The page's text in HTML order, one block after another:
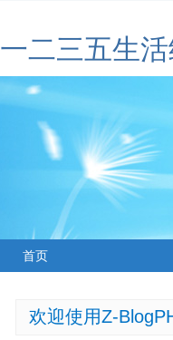
一二三五生
首页
欢迎使用Z-